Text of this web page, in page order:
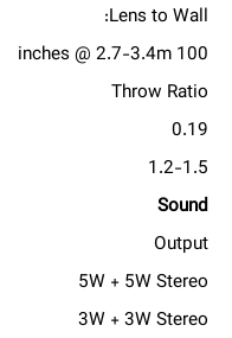
Lens to Wall:
100 inches @ 2.7-3.4m
Throw Ratio
0.19
1.2-1.5
Sound
Output
5W + 5W Stereo
3W + 3W Stereo